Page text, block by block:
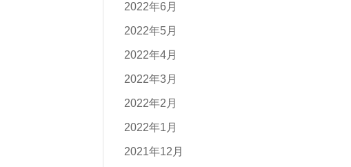
2022年6月
2022年5月
2022年4月
2022年3月
2022年2月
2022年1月
2021年12月